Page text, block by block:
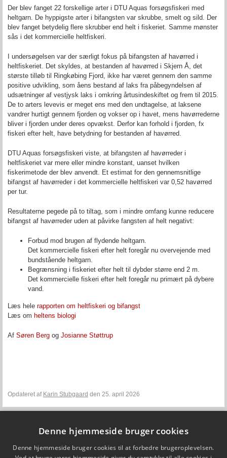
Der blev fanget 22 forskellige arter i DTU Aquas forsøgsfiskeri med
heltgarn. De hyppigste arter i bifangsten var skrubbe, smelt og sild. Der
blev fanget betydelig flere skrubber end helt i fiskeriet. Samme mønster
sås i det kommercielle heltfiskeri.
I undersøgelsen var der særligt fokus på bifangsten af havørred i
heltfiskeriet. Det skyldes, at bestanden af havørred i Skjern Å, det
største tilløb til Ringkøbing Fjord, ikke har været gennem den samme
positive udvikling, som åens bestand af laks fra påbegyndelsen af
udsætninger af vestjysk laks i omkring årtusindeskiftet og frem til 2015.
De to arters levevis er meget ens med den undtagelse, at laksene
vandrer hurtigt gennem fjorden og vokser op i havet, mens havørrederne
bliver i fjorden under deres opvækst. Derfor kan forhold i fjorden, fx
fiskeri efter helt, have betydning for bestanden af havørred.
DTU Aquas forsøgsfiskeri viste, at bifangsten af havørreder i
heltfiskeriet var mere eller mindre konstant, uanset hvilken
fiskerimetode der blev anvendt. Et estimat for den gennemsnitlige
bifangst af havørreder i det kommercielle heltfiskeri var 0,52 havørred
per tur.
Resultaterne pegede på to tiltag, som i mindre omfang kunne reducere
bifangst af havørreder uden at påvirke fangsten af helt negativt:
Forbud mod brugen af flydende heltgarn.
Det kommercielle fiskeri efter helt foregår nu overvejende med
bundstående heltgarn.
Begrænsning i fiskeriet efter helt til dybder større end 2 m.
Det kommercielle fiskeri efter helt foregår nu primært på dybere
vand.
Læs hele rapporten om heltfiskeri og bifangst
Læs om heltens biologi
Af Søren Berg og Josianne Støttrup
Opdateret af Karin Stubgaard den 25. april 2026
DTU Aqua - Institut for Akvatiske Ressourcer
Vejlsøvej 39
Denne hjemmeside bruger cookies
Denne hjemmeside bruger cookies til at forbedre brugeroplevelsen.